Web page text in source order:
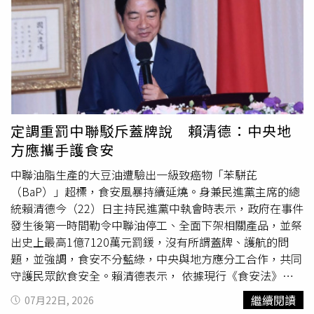
慎評估。保障勞工退休及老年經濟安全是政府責無旁貸的責
任，勞動部將秉持審慎態度，持續蒐集各界意見，逐步檢討
退休金制度。黃玲娜也表示，現階段勞動部持續透過多元方
式鼓勵企業提高提繳率，包括與金管會合作，將提高勞退提
繳率納入2026年ESG評鑑進階加分項目，也將雇主提繳率高
於法定6％列為國家獎項評選的額外加分標準，同時鼓勵勞
雇雙方透過團體協商，將優於法定標準的提繳率納入團體協
約，實質提升勞工退休保障。此外，針對外界提出調高勞保
投保薪資分級表上限及基金運用等建議，勞動部表示，也將
一併評估對勞保財務的整體影響，再審慎研議後續政策方
向。
蟲找尋網路上販賣毒品電子煙，被動式透過監視器方式查找
危險駕駛，雙管齊下讓毒駕行為降低。」展現青年意見由會
議討論走向政策實踐的成果。南市府研考會表示，未來市府
將持續深化青年公共參與，鼓勵青年將生活中發現的問題帶
進市府，讓青年觀察、創意與行動力成為政策
的重要力
量，共同打造更安全、友善且具韌性的臺南。
情，品管作業失靈，實有嚴重違失，確有依監察法提起糾正
之必要。監委表示，紀錄顯示辛員在發現導航系統故障後，
即以目視編隊方式飛行，最後才因驟然進雲與長機失散而導
致空間迷向並發生事故，空軍為強化飛行員處置應變能力，
已就時差調適及模擬訓練等面向予以精進
，包括增加雙座飛
行批次等，調查委員予以肯定。監委指出，訓練固然重要，
以112年12月11日美國空軍駐群山基地F-16型機類似事故為
例，該事故飛行員在儀器飛行狀態下發生導航系統故障，僅
飛行約5分鐘就因產生錯覺而被迫跳傘；而美軍普遍有
「Leave No One Behind」之文化，不僅派飛決策及修護作
業應盡力控制風險以建立雙方信賴，在空中遭遇非預期之故
障時，飛行員亦信賴同袍會盡全力搜救而適時跳傘逃生，避
免固守「機在人在」之窠臼，爰空軍實應同步強化該等文化
之建立，才能有效提升人機安全係數。最後，監委補充，外
界對本次事故迭有防寒衣及自動防撞地系統相關質疑。經查
證，空軍新購千餘件防寒衣已於115年第1季全數完成配
撥，而當時辛員所屬部隊已有獲撥防寒衣，惟以當時海溫條
件尚無需穿戴，且防寒衣生效須以跳傘成功為前提，爰難遽
認空軍有所違失；至於自動防撞地系統部分，監委表示經查
定調重罰中聯駁斥蓋牌說 賴清德：中央地
方應攜手護食安
中聯油脂生產的大豆油遭驗出一級致癌物「苯駢芘
（BaP）」超標，食安風暴持續延燒。身兼民進黨主席的總
統賴清德今（22）日主持民進黨中執會時表示，政府在事件
發生後第一時間勒令中聯油停工、全面下架相關產品，並祭
出史上最高1億7120萬元罰鍰，沒有所謂蓋牌、護航的問
題，並強調，食安不分藍綠，中央與地方應分工合作，共同
守護民眾飲食安全。賴清德表示， 依據現行《食安法》，
中央負責訂定食品安全標準、擬訂相關法規與政策，並建立
食安預警及稽核制度；地方政府則負責轄區內食品安全管
07月22日, 2026 繼續閱讀